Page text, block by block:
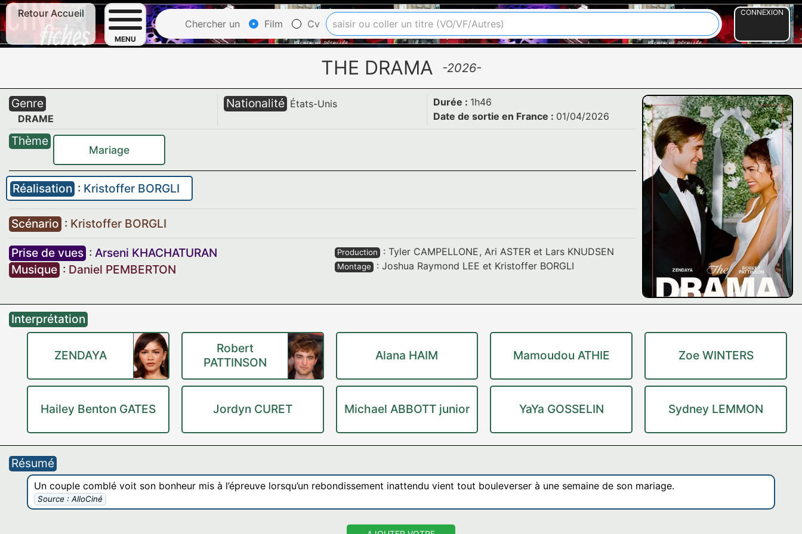
Retour Accueil
MENU
Chercher un Film Cv
CONNEXION
THE DRAMA -2026-
Genre
DRAME
Nationalité États-Unis Durée : 1h46
Date de sortie en France : 01/04/2026
Thème
Mariage
Réalisation : Kristoffer BORGLI
Scénario : Kristoffer BORGLI
Prise de vues : Arseni KHACHATURAN
Musique : Daniel PEMBERTON
Production : Tyler CAMPELLONE, Ari ASTER et Lars KNUDSEN
Montage : Joshua Raymond LEE et Kristoffer BORGLI
Interprétation
ZENDAYA
Robert
PATTINSON
Alana HAIM Mamoudou ATHIE Zoe WINTERS
Hailey Benton GATES Jordyn CURET Michael ABBOTT junior YaYa GOSSELIN Sydney LEMMON
Résumé
Un couple comblé voit son bonheur mis à l’épreuve lorsqu’un rebondissement inattendu vient tout bouleverser à une semaine de son mariage.
Source : AlloCiné